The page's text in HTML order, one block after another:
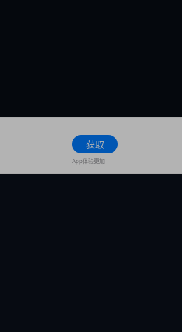
获取
App体验更加